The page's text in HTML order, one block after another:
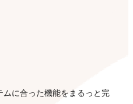
ムに合った機能をまるっと完